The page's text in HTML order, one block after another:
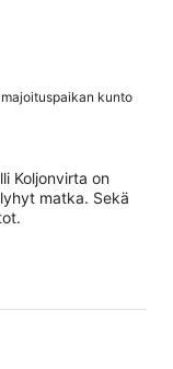
kunto
Koljonvirta on
matka. Sekä